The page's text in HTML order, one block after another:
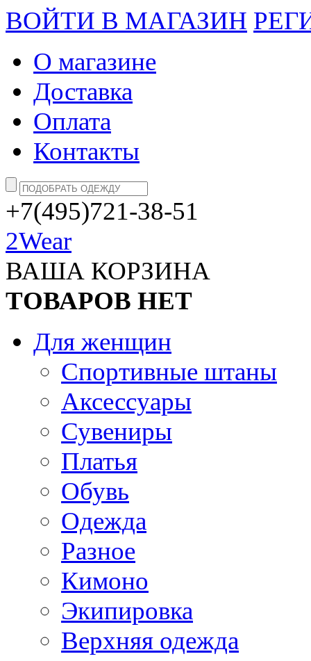
ВОЙТИ В МАГАЗИН
О магазине
Доставка
Оплата
Контакты
+7(495)721-38-51
2Wear
ВАША КОРЗИНА
ТОВАРОВ НЕТ
Для женщин
Спортивные штаны
Аксессуары
Сувениры
Платья
Обувь
Одежда
Разное
Кимоно
Экипировка
Верхняя одежда